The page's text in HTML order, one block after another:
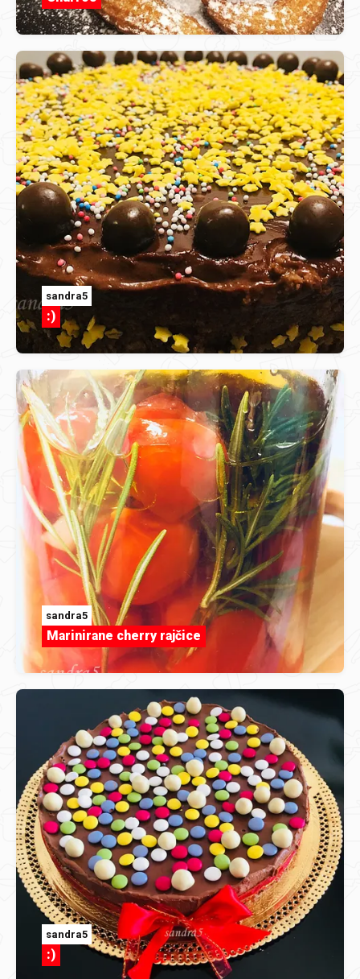
sandra5
:)
sandra5
Marinirane cherry rajčice
sandra5
:)